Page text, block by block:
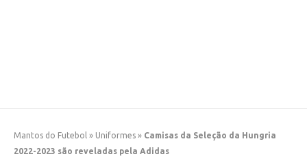
Mantos do Futebol » Uniformes » Camisas da Seleção da Hungria
2022-2023 são reveladas pela Adidas